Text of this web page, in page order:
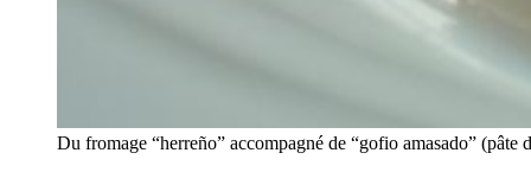
Du fromage “herreño” accompagné de “gofio amasado”